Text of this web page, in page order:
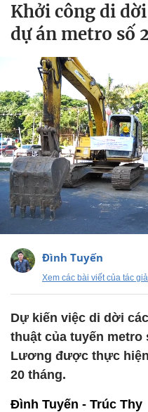
Khởi công di
dự án metro số
Đình Tuyến
Xem các bài viết của tác giả
Dự kiến việc di dời
thuật của tuyến metro
Lương được thực
20 tháng.
Đình Tuyến - Trúc Thy